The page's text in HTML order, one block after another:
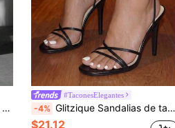
#TaconesElegantes
-4% Glitzique Sandalias de tacón alto de aguja con cordones y tiras, tacones altos de punta abierta para mujer, zapatos de estilo sexy para fiesta y discoteca, calzado de invitada de boda de verano, elegantes tacones formales para eventos de noche
$21.12